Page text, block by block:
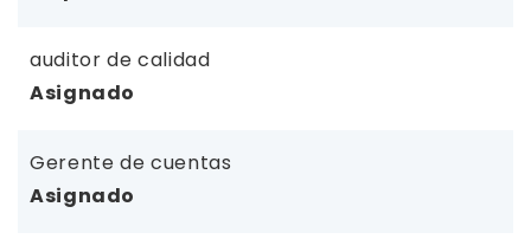
auditor de calidad
Asignado
Gerente de cuentas
Asignado